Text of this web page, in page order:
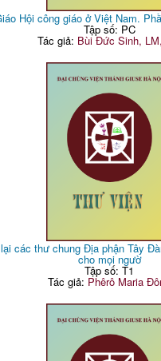
Hội công giáo ở Việt Nam.
Tập số: PC
Tác giả: Bùi Đức Sinh,
các thư chung Địa phận Tây
cho mọi ngườ
Tập số: T1
Tác giả: Phêrô Maria